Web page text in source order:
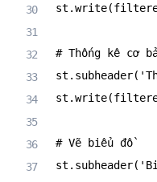
st .write(
# Thống kê cơ
st . subheader(
st .write(
# Vẽ biểu đồ
st . subheader(